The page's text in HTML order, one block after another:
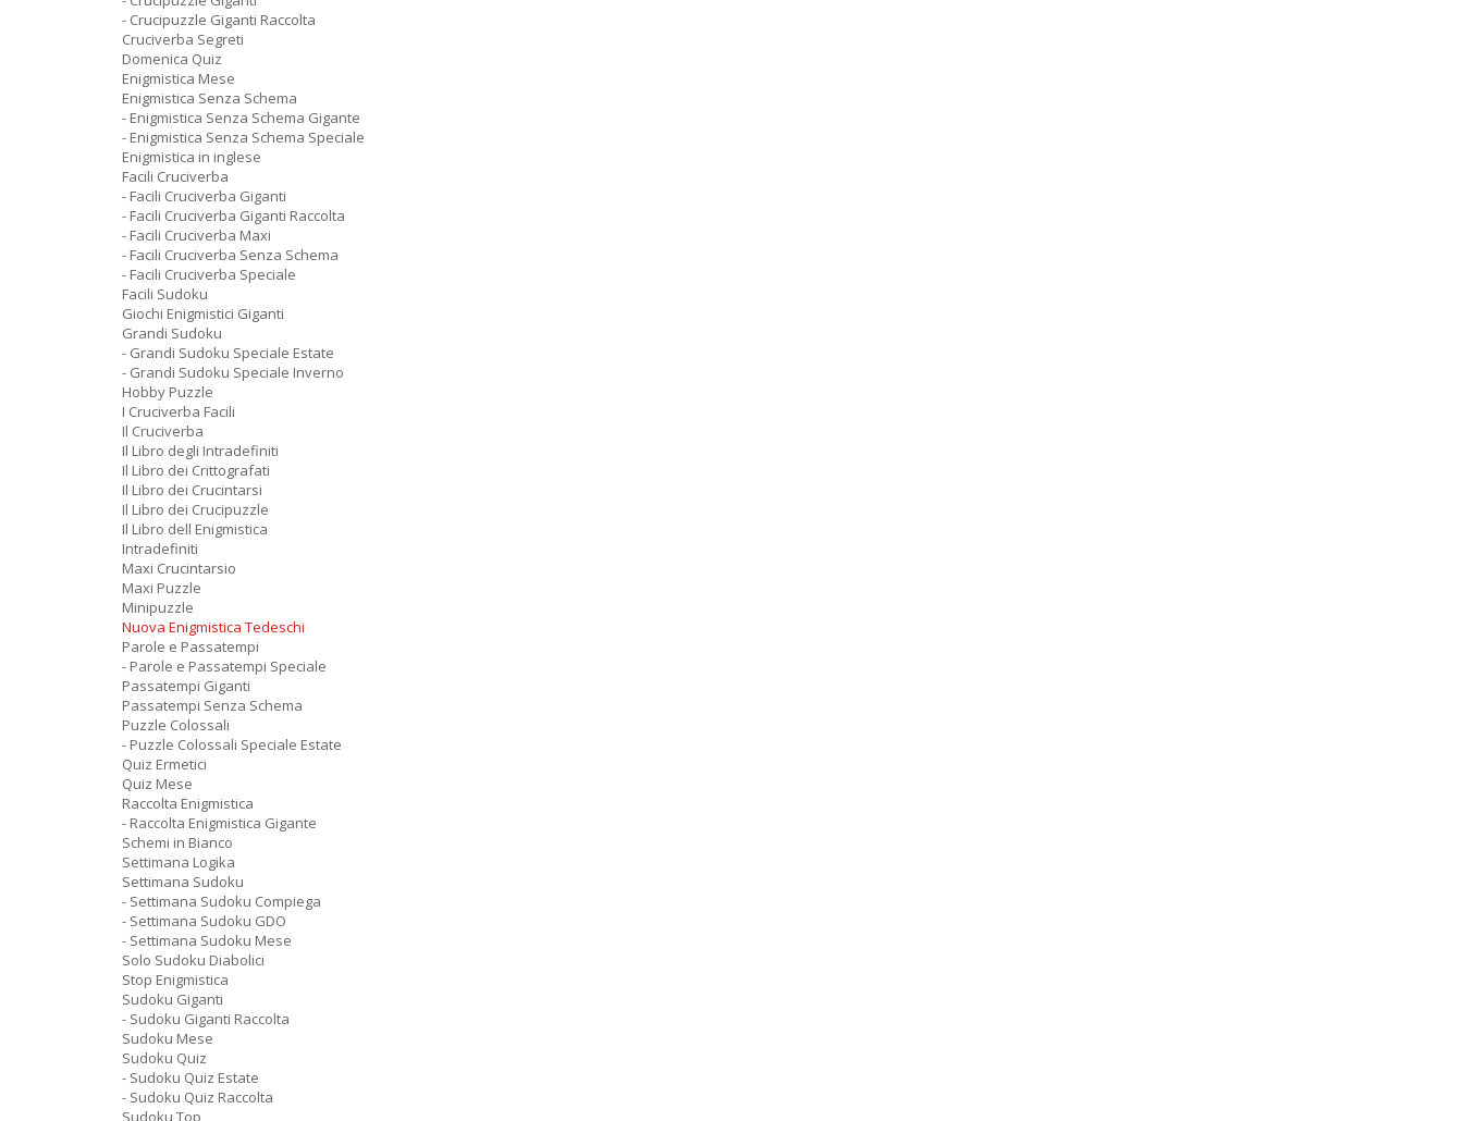
- Crucipuzzle Giganti Raccolta
Cruciverba Segreti
Domenica Quiz
Enigmistica Mese
Enigmistica Senza Schema
- Enigmistica Senza Schema Gigante
- Enigmistica Senza Schema Speciale
Enigmistica in inglese
Facili Cruciverba
- Facili Cruciverba Giganti
- Facili Cruciverba Giganti Raccolta
- Facili Cruciverba Maxi
- Facili Cruciverba Senza Schema
- Facili Cruciverba Speciale
Facili Sudoku
Giochi Enigmistici Giganti
Grandi Sudoku
- Grandi Sudoku Speciale Estate
- Grandi Sudoku Speciale Inverno
Hobby Puzzle
I Cruciverba Facili
Il Cruciverba
Il Libro degli Intradefiniti
Il Libro dei Crittografati
Il Libro dei Crucintarsi
Il Libro dei Crucipuzzle
Il Libro dell Enigmistica
Intradefiniti
Maxi Crucintarsio
Maxi Puzzle
Minipuzzle
Nuova Enigmistica Tedeschi
Parole e Passatempi
- Parole e Passatempi Speciale
Passatempi Giganti
Passatempi Senza Schema
Puzzle Colossali
- Puzzle Colossali Speciale Estate
Quiz Ermetici
Quiz Mese
Raccolta Enigmistica
- Raccolta Enigmistica Gigante
Schemi in Bianco
Settimana Logika
Settimana Sudoku
- Settimana Sudoku Compiega
- Settimana Sudoku GDO
- Settimana Sudoku Mese
Solo Sudoku Diabolici
Stop Enigmistica
Sudoku Giganti
- Sudoku Giganti Raccolta
Sudoku Mese
Sudoku Quiz
- Sudoku Quiz Estate
- Sudoku Quiz Raccolta
Sudoku Top